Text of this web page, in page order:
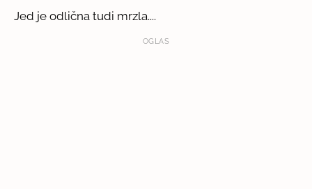
Jed je odlična tudi mrzla....
OGLAS